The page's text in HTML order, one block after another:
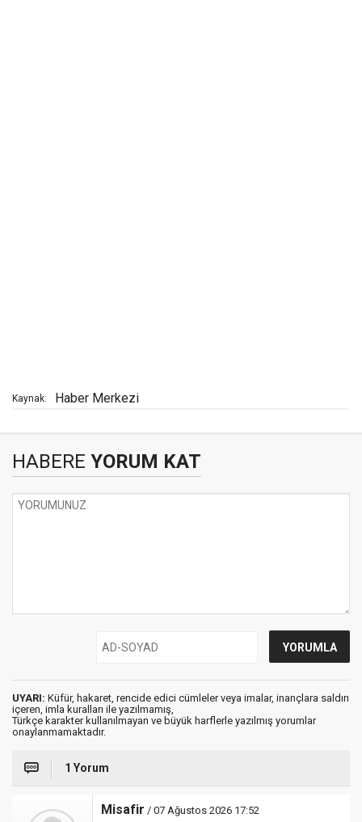
Kaynak: Haber Merkezi
HABERE YORUM KAT
UYARI: Küfür, hakaret, rencide edici cümleler veya imalar, inançlara saldırı
içeren, imla kuralları ile yazılmamış,
Türkçe karakter kullanılmayan ve büyük harflerle yazılmış yorumlar
onaylanmamaktadır.
1 Yorum
Misafir / 07 Ağustos 2026 17:52